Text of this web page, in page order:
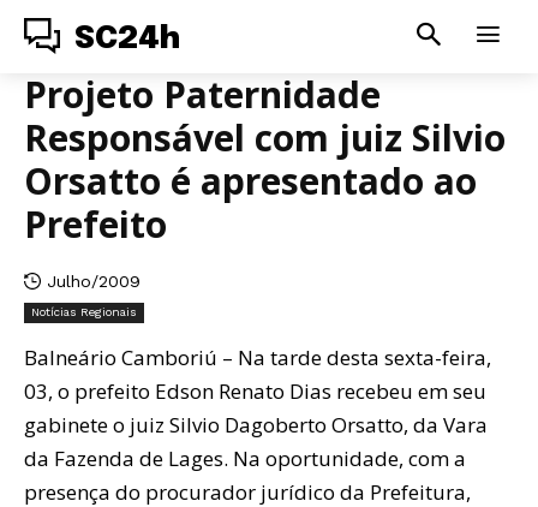
SC24h
Projeto Paternidade
Responsável com juiz Silvio
Orsatto é apresentado ao
Prefeito
Julho/2009
Notícias Regionais
Balneário Camboriú – Na tarde desta sexta-feira,
03, o prefeito Edson Renato Dias recebeu em seu
gabinete o juiz Silvio Dagoberto Orsatto, da Vara
da Fazenda de Lages. Na oportunidade, com a
presença do procurador jurídico da Prefeitura,